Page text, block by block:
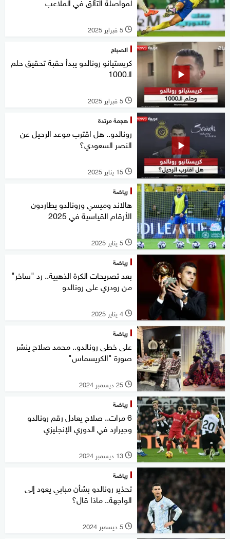
l 5 فبراير 2025
الصباح
كريستيانو رونالدو يبدأ حقبة تحقيق حلم
الـ1000
l 5 فبراير 2025
هجمة مرتدة
رونالدو.. هل اقترب موعد الرحيل عن
النصر السعودي؟
l 15 يناير 2025
رياضة
هالاند وميسي ورونالدو يطاردون
الأرقام القياسية في 2025
l 5 يناير 2025
رياضة
بعد تصريحات الكرة الذهبية.. رد "ساخر"
من رودري على رونالدو
l 4 يناير 2025
رياضة
على خطى رونالدو.. محمد صلاح ينشر
صورة "الكريسماس"
l 25 ديسمبر 2024
رياضة
6 مرات.. صلاح يعادل رقم رونالدو
وجيرارد في الدوري الإنجليزي
l 13 ديسمبر 2024
رياضة
تحذير رونالدو بشأن مبابي يعود إلى
الواجهة.. ماذا قال؟
l 5 ديسمبر 2024